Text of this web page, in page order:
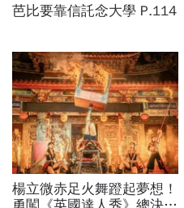
芭比要靠信託念大學 P.114
楊立微赤足火舞蹬起夢想！